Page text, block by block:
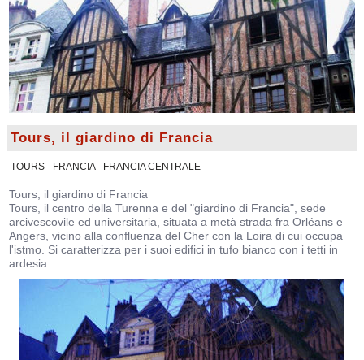
Tours, il giardino di Francia
TOURS - FRANCIA - FRANCIA CENTRALE
Tours, il giardino di Francia
Tours, il centro della Turenna e del "giardino di Francia", sede
arcivescovile ed universitaria, situata a metà strada fra Orléans e
Angers, vicino alla confluenza del Cher con la Loira di cui occupa
l'istmo. Si caratterizza per i suoi edifici in tufo bianco con i tetti in
ardesia.